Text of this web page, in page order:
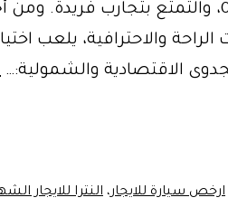
ثقافات جديدة 01102106655، والتمتع بتجارب
والاحترافية، يلعب
الاقتصادية والشمولية:…
ارخص سيارة للايجار، النترا للايجار